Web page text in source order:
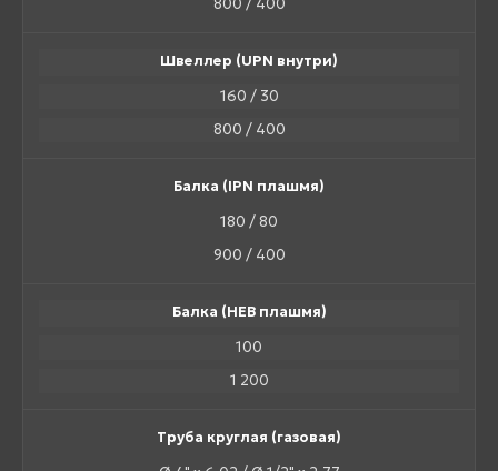
800 / 400
Швеллер (UPN внутри)
160 / 30
800 / 400
Балка (IPN плашмя)
180 / 80
900 / 400
Балка (HEB плашмя)
100
1 200
Труба круглая (газовая)